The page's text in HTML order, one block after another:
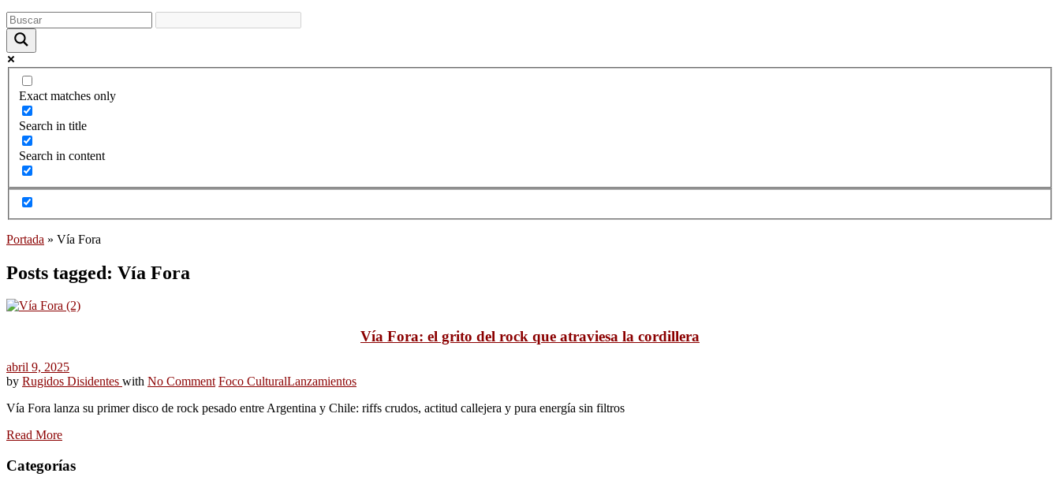
Exact matches only
Search in title
Search in content
Portada » Vía Fora
Posts tagged: Vía Fora
Vía Fora: el grito del rock que atraviesa la cordillera
abril 9, 2025
by Rugidos Disidentes with No Comment Foco CulturalLanzamientos
Vía Fora lanza su primer disco de rock pesado entre Argentina y Chile: riffs crudos, actitud callejera y pura energía sin filtros
Read More
Categorías